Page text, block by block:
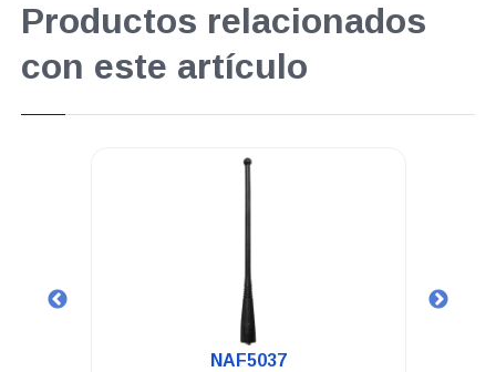
Productos relacionados
con este artículo
.
NAF5037